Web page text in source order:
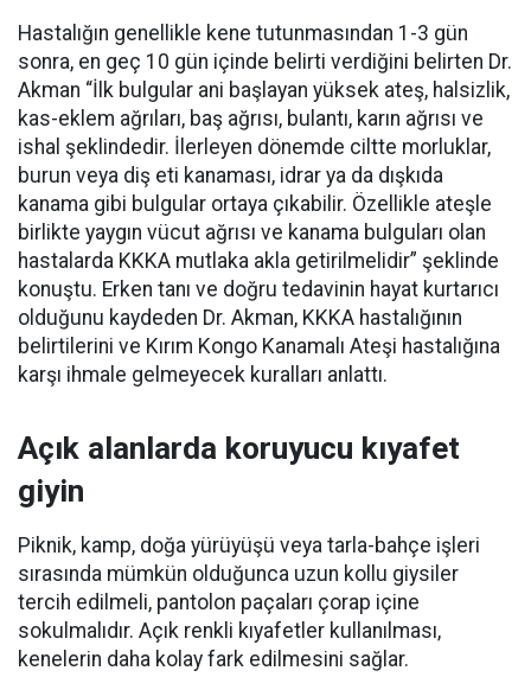
Hastalığın genellikle kene tutunmasından 1-3 gün
sonra, en geç 10 gün içinde belirti verdiğini belirten Dr.
Akman “İlk bulgular ani başlayan yüksek ateş, halsizlik,
kas-eklem ağrıları, baş ağrısı, bulantı, karın ağrısı ve
ishal şeklindedir. İlerleyen dönemde ciltte morluklar,
burun veya diş eti kanaması, idrar ya da dışkıda
kanama gibi bulgular ortaya çıkabilir. Özellikle ateşle
birlikte yaygın vücut ağrısı ve kanama bulguları olan
hastalarda KKKA mutlaka akla getirilmelidir” şeklinde
konuştu. Erken tanı ve doğru tedavinin hayat kurtarıcı
olduğunu kaydeden Dr. Akman, KKKA hastalığının
belirtilerini ve Kırım Kongo Kanamalı Ateşi hastalığına
karşı ihmale gelmeyecek kuralları anlattı.
Açık alanlarda koruyucu kıyafet
giyin
Piknik, kamp, doğa yürüyüşü veya tarla-bahçe işleri
sırasında mümkün olduğunca uzun kollu giysiler
tercih edilmeli, pantolon paçaları çorap içine
sokulmalıdır. Açık renkli kıyafetler kullanılması,
kenelerin daha kolay fark edilmesini sağlar.